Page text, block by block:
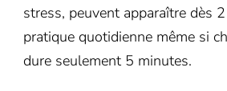
stress, peuvent apparaître dès
pratique quotidienne même si
dure seulement 5 minutes.